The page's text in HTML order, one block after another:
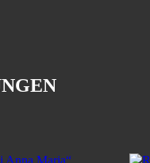
Wagners "Ring